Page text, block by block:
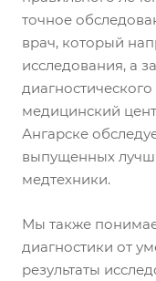
точное
врач, который
исследования, а
медицинский
Ангарске
выпущенных
медтехники.
Мы также
диагностики от
результаты